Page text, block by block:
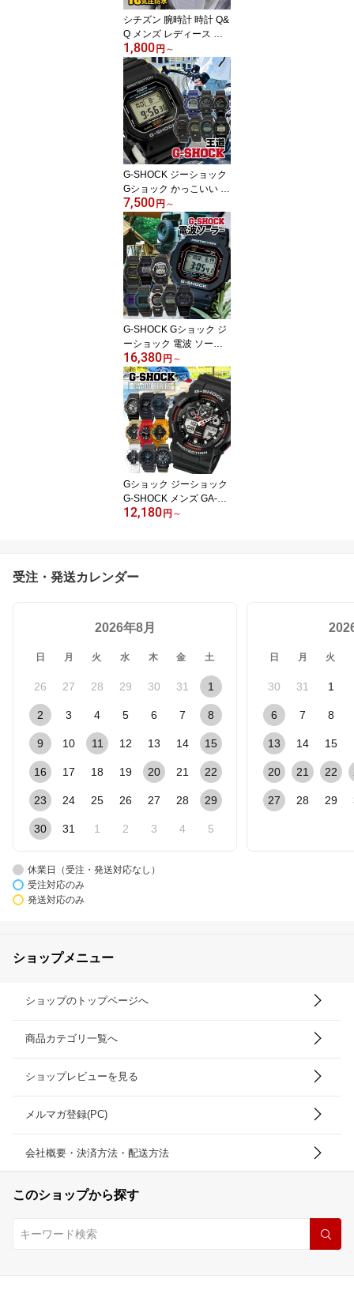
シチズン 腕時計 時計 Q&
Q メンズ レディース 防
水 キッズ 子供 チープシ
チズン ファルコン シン
プル 緑 グリーン ホワイ
ト 白 CITIZEN アナログ
見やすい おしゃれ シン
プル 安い 受験用 1000円
台 実用的 中学生 高校生
女子 男子 受験対応 修学
旅行 林間学校 腕時計
1,800円 ～
G-SHOCK ジーショック
Gショック かっこいい メ
ンズ 時計 デジタル カシ
オ CASIO 防水 カジュア
ル 黒 ブラック ブルー 56
00 9052 スポーツ アウト
ドア 入学祝い 彼氏 20代
30代 男の子 ギフト 海外
モデル 男子 中学生 高校
生 子供 旦那 彼氏 実用的
/腕時計/
7,500円 ～
G-SHOCK Gショック ジ
ーショック 電波 ソーラ
ー デジタル メンズ 防水
電波時計 電波ソーラー
黒 ブラック アウトドア
ウォッチ 男子 中学生 高
校生 子供 男の子 時計 カ
ジュアル タフソーラー 5
600 CASIO カシオ 50代
60代 実用的 ギフト プレ
ゼント/腕時計/
16,380円 ～
Gショック ジーショック
G-SHOCK メンズ GA-10
0 防水 ブラック 黒 ホワ
CASIO カシオ かっこい
い 男性 20代 30代 男の子
生 男子 アウトドア 腕時
12,180円 ～
受注・発送カレンダー
2026年8月
日 月 火 水 木 金 土
26 27 28 29 30 31 1
2 3 4 5 6 7 8
9 10 11 12 13 14 15
16 17 18 19 20 21 22
23 24 25 26 27 28 29
30 31 1 2 3 4 5
日 月 火
30 31 1
6 7 8
13 14 15
20 21 22
27 28 29
休業日（受注・発送対応なし）
受注対応のみ
発送対応のみ
ショップメニュー
ショップのトップページへ
商品カテゴリ一覧へ
ショップレビューを見る
メルマガ登録(PC)
会社概要・決済方法・配送方法
このショップから探す